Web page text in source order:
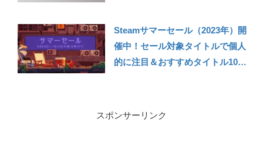
カタログ2024年2月タイトル紹
Steamサマーセール（2023年）開
催中！セール対象タイトルで個人
的に注目＆おすすめタイトル10選
スポンサーリンク